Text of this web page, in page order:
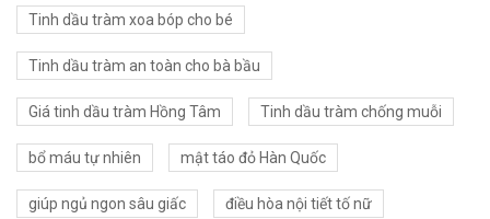
Tinh dầu tràm xoa bóp cho bé
Tinh dầu tràm an toàn cho bà bầu
Giá tinh dầu tràm Hồng Tâm Tinh dầu tràm chống muỗi
bổ máu tự nhiên mật táo đỏ Hàn Quốc
giúp ngủ ngon sâu giấc điều hòa nội tiết tố nữ